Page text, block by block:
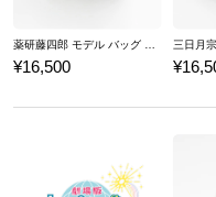
¥16,500